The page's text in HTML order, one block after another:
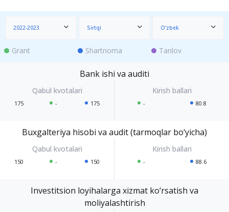
2022-2023 Sirtqi O‘zbek
Grant Shartnoma Tanlov
Bank ishi va auditi
175 - 175 - 80.8
Buxgalteriya hisobi va audit (tarmoqlar bo‘yicha)
150 - 150 - 88.6
Investitsion loyihalarga xizmat ko‘rsatish va
moliyalashtirish